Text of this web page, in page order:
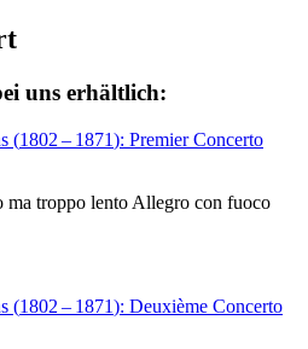
uns erhältlich:
(1802 – 1871): Premier Concerto
troppo lento Allegro con fuoco
(1802 – 1871): Deuxième Concerto